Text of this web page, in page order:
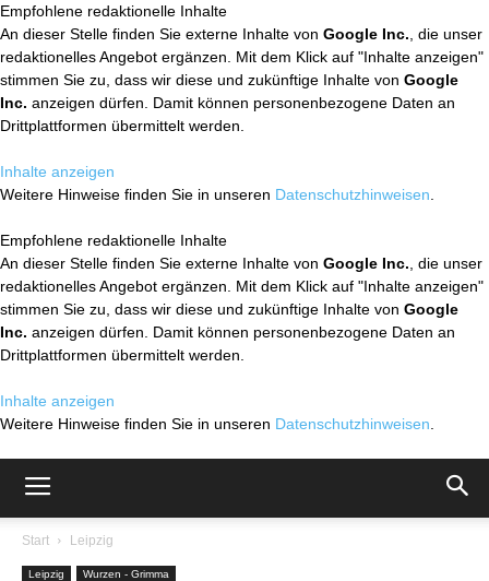
Empfohlene redaktionelle Inhalte
An dieser Stelle finden Sie externe Inhalte von Google Inc. , die unser
redaktionelles Angebot ergänzen. Mit dem Klick auf "Inhalte anzeigen"
stimmen Sie zu, dass wir diese und zukünftige Inhalte von Google
Inc. anzeigen dürfen. Damit können personenbezogene Daten an
Drittplattformen übermittelt werden.
Inhalte anzeigen
Weitere Hinweise finden Sie in unseren Datenschutzhinweisen
Empfohlene redaktionelle Inhalte
An dieser Stelle finden Sie externe Inhalte von Google Inc. , die unser
redaktionelles Angebot ergänzen. Mit dem Klick auf "Inhalte anzeigen"
stimmen Sie zu, dass wir diese und zukünftige Inhalte von Google
Inc. anzeigen dürfen. Damit können personenbezogene Daten an
Drittplattformen übermittelt werden.
Inhalte anzeigen
Weitere Hinweise finden Sie in unseren Datenschutzhinweisen
Start Leipzig
Leipzig Wurzen - Grimma